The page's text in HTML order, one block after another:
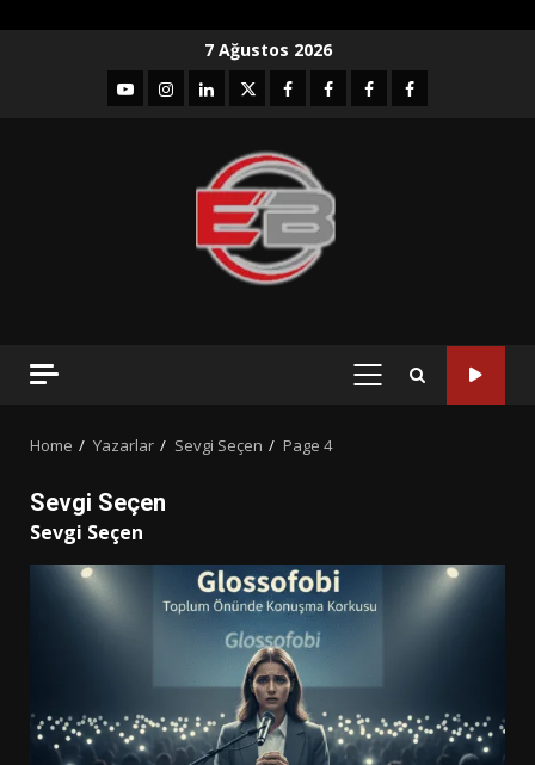
7 Ağustos 2026
YouTubeInstagram
LinkedIntwitterfacebook-Facebook-
Facebook-Facebook-
PRIMARY
Home Yazarlar Sevgi Seçen Page 4
Sevgi Seçen
Sevgi Seçen